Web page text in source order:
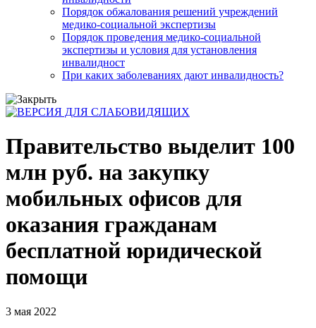
Порядок обжалования решений учреждений
медико-социальной экспертизы
Порядок проведения медико-социальной
экспертизы и условия для установления
инвалидност
При каких заболеваниях дают инвалидность?
Правительство выделит 100
млн руб. на закупку
мобильных офисов для
оказания гражданам
бесплатной юридической
помощи
3 мая 2022